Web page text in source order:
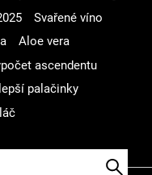
Svařené víno
Aloe vera
ascendentu
palačinky